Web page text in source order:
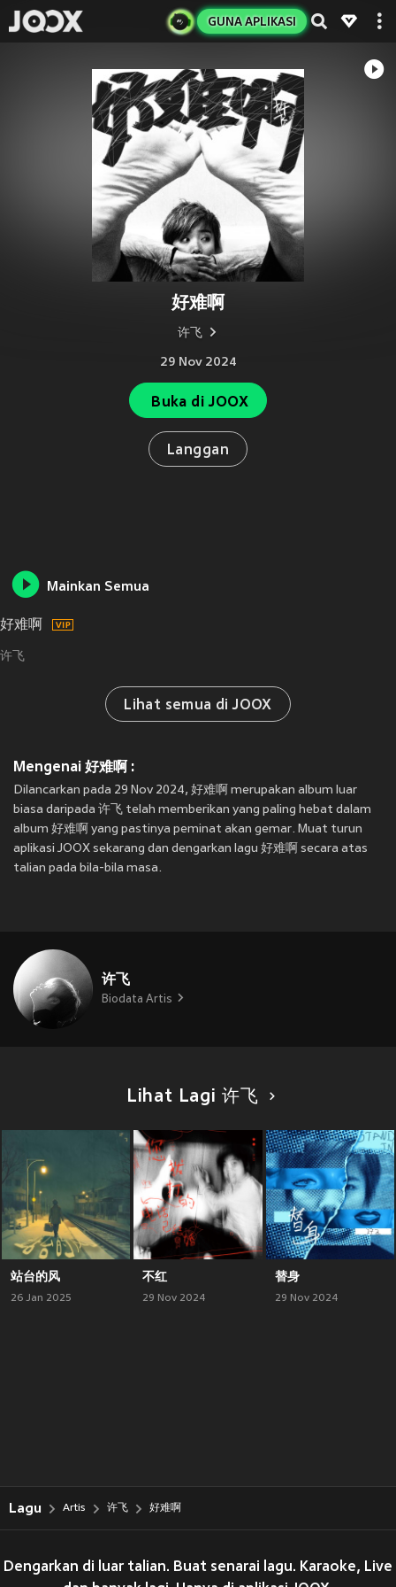
GUNA APLIKASI
好难啊
许飞
29 Nov 2024
Buka di JOOX
Langgan
Mainkan Semua
好难啊
许飞
Lihat semua di JOOX
Mengenai 好难啊 :
Dilancarkan pada 29 Nov 2024, 好难啊 merupakan album luar
biasa daripada 许飞 telah memberikan yang paling hebat dalam
album 好难啊 yang pastinya peminat akan gemar. Muat turun
aplikasi JOOX sekarang dan dengarkan lagu 好难啊 secara atas
talian pada bila-bila masa.
许飞
Biodata Artis
Lihat Lagi 许飞
站台的风
26 Jan 2025
不红
29 Nov 2024
替身
29 Nov 2024
Lagu Artis 许飞 好难啊
Dengarkan di luar talian. Buat senarai lagu. Karaoke, Live